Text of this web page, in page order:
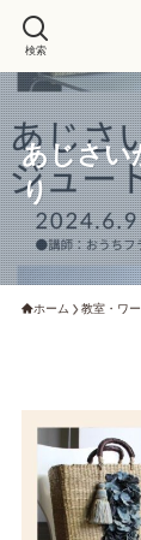
検索
あじさい
り
ホーム 教室・ワ